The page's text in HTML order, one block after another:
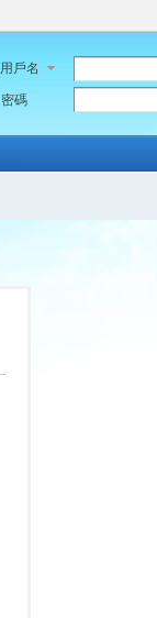
用戶名
密碼